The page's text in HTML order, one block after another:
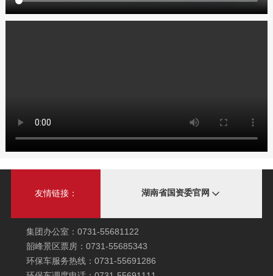
友情链接： 湖南省国资委官网
集团办公室：0731-55681122
韶峰景区票房：0731-55685343
环保车服务热线：0731-55691286